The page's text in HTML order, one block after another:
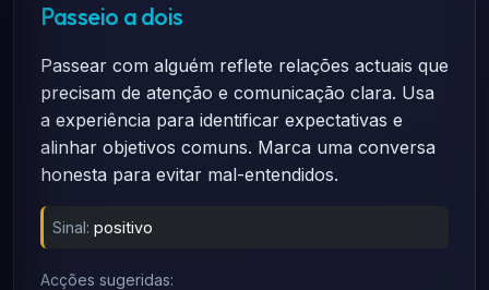
Passeio a dois
Passear com alguém reflete relações actuais que
precisam de atenção e comunicação clara. Usa
a experiência para identificar expectativas e
alinhar objetivos comuns. Marca uma conversa
honesta para evitar mal-entendidos.
Sinal: positivo
Acções sugeridas: